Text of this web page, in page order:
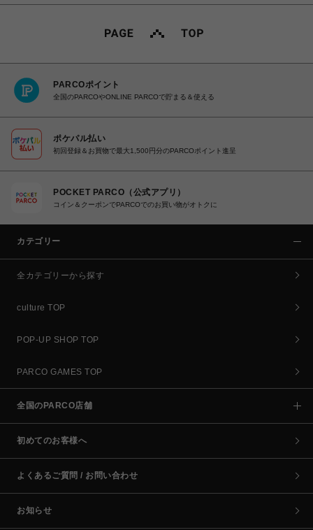
PARCOポイント
全国のPARCOやONLINE PARCOで貯まる＆使える
ポケパル払い
初回登録＆お買物で最大1,500円分のPARCOポイント進呈
POCKET PARCO（公式アプリ）
コイン＆クーポンでPARCOでのお買い物がオトクに
カテゴリー
全カテゴリーから探す
culture TOP
POP-UP SHOP TOP
PARCO GAMES TOP
全国のPARCO店舗
初めてのお客様へ
よくあるご質問 / お問い合わせ
お知らせ